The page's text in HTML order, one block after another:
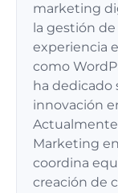
marketing
la gestión
experiencia
como
ha dedicado
innovación
Marketing
coordina
creación de